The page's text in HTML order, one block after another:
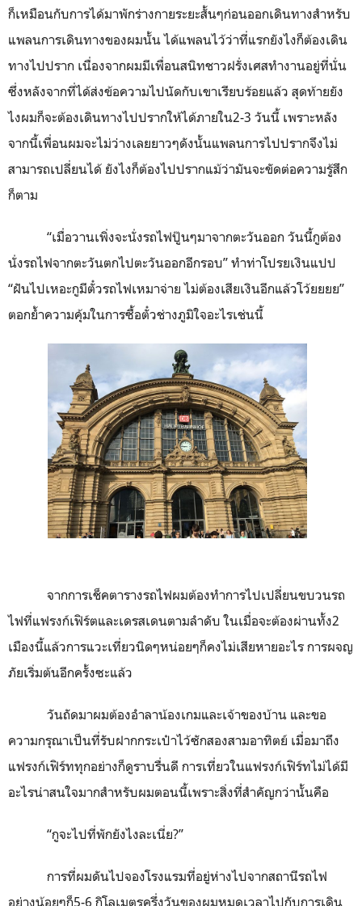
ก็เหมือนกับการได้มาพักร่างกายระยะสั้นๆก่อนออกเดินทางสำหรับ
แพลนการเดินทางของผมนั้น ได้แพลนไว้ว่าที่แรกยังไงก็ต้องเดิน
ทางไปปราก เนื่องจากผมมีเพื่อนสนิทชาวฝรั่งเศสทำงานอยู่ที่นั่น
ซึ่งหลังจากที่ได้ส่งข้อความไปนัดกับเขาเรียบร้อยแล้ว สุดท้ายยัง
ไงผมก็จะต้องเดินทางไปปรากให้ได้ภายใน2-3 วันนี้ เพราะหลัง
จากนี้เพื่อนผมจะไม่ว่างเลยยาวๆดังนั้นแพลนการไปปรากจึงไม่
สามารถเปลี่ยนได้ ยังไงก็ต้องไปปรากแม้ว่ามันจะขัดต่อความรู้สึก
ก็ตาม
“เมื่อวานเพิ่งจะนั่งรถไฟปู๊นๆมาจากตะวันออก วันนี้กูต้อง
นั่งรถไฟจากตะวันตกไปตะวันออกอีกรอบ” ทำท่าโปรยเงินแปป
“ฝันไปเหอะกูมีตั๋วรถไฟเหมาจ่าย ไม่ต้องเสียเงินอีกแล้วโว้ยยยย”
ตอกย้ำความคุ้มในการซื้อตั๋วช่างภูมิใจอะไรเช่นนี้
จากการเช็คตารางรถไฟผมต้องทำการไปเปลี่ยนขบวนรถ
ไฟที่แฟรงก์เฟิร์ตและเดรสเดนตามลำดับ ในเมื่อจะต้องผ่านทั้ง2
เมืองนี้แล้วการแวะเที่ยวนิดๆหน่อยๆก็คงไม่เสียหายอะไร การผจญ
ภัยเริ่มต้นอีกครั้งซะแล้ว
วันถัดมาผมต้องอำลาน้องเกมและเจ้าของบ้าน และขอ
ความกรุณาเป็นที่รับฝากกระเป๋าไว้ซักสองสามอาทิตย์ เมื่อมาถึง
แฟรงก์เฟิร์ททุกอย่างก็ดูราบรื่นดี การเที่ยวในแฟรงก์เฟิร์ทไม่ได้มี
อะไรน่าสนใจมากสำหรับผมตอนนี้เพราะสิ่งที่สำคัญกว่านั้นคือ
“กูจะไปที่พักยังไงละเนี่ย?”
การที่ผมดันไปจองโรงแรมที่อยู่ห่างไปจากสถานีรถไฟ
อย่างน้อยๆก็5-6 กิโลเมตรครึ่งวันของผมหมดเวลาไปกับการเดิน